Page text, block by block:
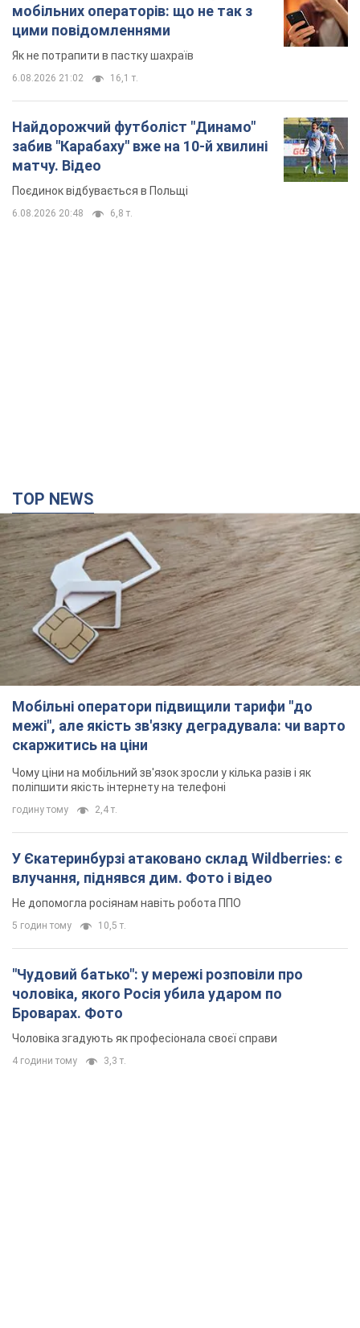
мобільних операторів: що не так з
цими повідомленнями
Як не потрапити в пастку шахраїв
6.08.2026 21:02 16,1 т.
Найдорожчий футболіст "Динамо"
забив "Карабаху" вже на 10-й хвилині
матчу. Відео
Поєдинок відбувається в Польщі
6.08.2026 20:48 6,8 т.
TOP NEWS
Мобільні оператори підвищили тарифи "до
межі", але якість зв'язку деградувала: чи варто
скаржитись на ціни
Чому ціни на мобільний зв'язок зросли у кілька разів і як
поліпшити якість інтернету на телефоні
годину тому 2,4 т.
У Єкатеринбурзі атаковано склад Wildberries: є
влучання, піднявся дим. Фото і відео
Не допомогла росіянам навіть робота ППО
5 годин тому 10,5 т.
"Чудовий батько": у мережі розповіли про
чоловіка, якого Росія убила ударом по
Броварах. Фото
Чоловіка згадують як професіонала своєї справи
4 години тому 3,3 т.